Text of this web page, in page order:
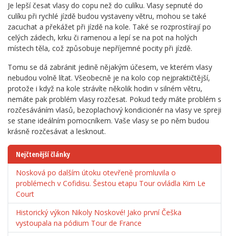
Je lepší česat vlasy do copu než do culíku. Vlasy sepnuté do
culíku při rychlé jízdě budou vystaveny větru, mohou se také
zacuchat a překážet při jízdě na kole. Také se rozprostírají po
celých zádech, krku či ramenou a lepí se na pot na holých
místech těla, což způsobuje nepříjemné pocity při jízdě.
Tomu se dá zabránit jedině nějakým účesem, ve kterém vlasy
nebudou volně lítat. Všeobecně je na kolo cop nejpraktičtější,
protože i když na kole strávíte několik hodin v silném větru,
nemáte pak problém vlasy rozčesat. Pokud tedy máte problém s
rozčesáváním vlasů, bezoplachový kondicionér na vlasy ve spreji
se stane ideálním pomocníkem. Vaše vlasy se po něm budou
krásně rozčesávat a lesknout.
Nejčtenější články
Nosková po dalším útoku otevřeně promluvila o
problémech v Cofidisu. Šestou etapu Tour ovládla Kim Le
Court
Historický výkon Nikoly Noskové! Jako první Češka
vystoupala na pódium Tour de France